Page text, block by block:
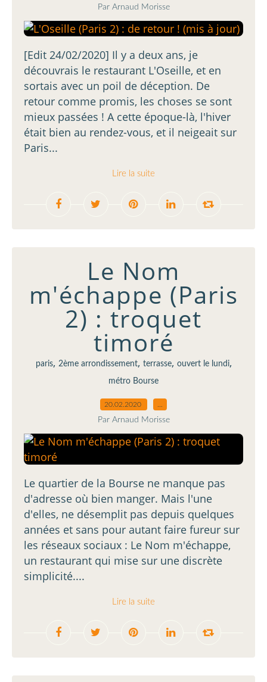
Par Arnaud Morisse
[Edit 24/02/2020] Il y a deux ans, je
découvrais le restaurant L'Oseille, et en
sortais avec un poil de déception. De
retour comme promis, les choses se sont
mieux passées ! A cette époque-là, l'hiver
était bien au rendez-vous, et il neigeait sur
Paris...
Lire la suite
Le Nom
m'échappe (Paris
2) : troquet
timoré
paris, 2ème arrondissement, terrasse, ouvert le lundi,
métro Bourse
20.02.2020
Par Arnaud Morisse
Le quartier de la Bourse ne manque pas
d'adresse où bien manger. Mais l'une
d'elles, ne désemplit pas depuis quelques
années et sans pour autant faire fureur sur
les réseaux sociaux : Le Nom m'échappe,
un restaurant qui mise sur une discrète
simplicité....
Lire la suite